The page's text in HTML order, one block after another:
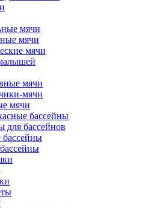
мячи
мячи
мячи
мячи
мячи
мячи
бассейны
для бассейнов
бассейны